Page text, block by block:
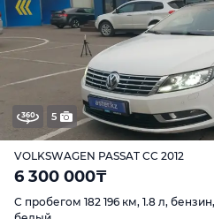
5
VOLKSWAGEN PASSAT CC 2012
6 300 000₸
С пробегом 182 196 км, 1.8 л,